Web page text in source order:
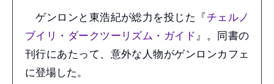
ゲンロンと東浩紀が総力を投じた『チェルノ
ブイリ・ダークツーリズム・ガイド 』。同書の
刊行にあたって、意外な人物がゲンロンカフェ
に登場した。